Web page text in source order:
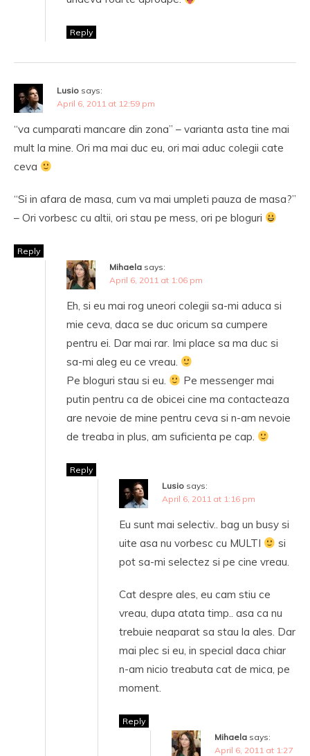
Reply
Lusio says:
April 6, 2011 at 12:59 pm
“va cumparati mancare din zona” – varianta asta tine mai
mult la mine. Ori ma mai duc eu, ori mai aduc colegii cate
ceva
“Si in afara de masa, cum va mai umpleti pauza de masa?”
– Ori vorbesc cu altii, ori stau pe mess, ori pe bloguri
Reply
Mihaela says:
April 6, 2011 at 1:06 pm
Eh, si eu mai rog uneori colegii sa-mi aduca si
mie ceva, daca se duc oricum sa cumpere
pentru ei. Dar mai rar. Imi place sa ma duc si
sa-mi aleg eu ce vreau.
Pe bloguri stau si eu.
Pe messenger mai
putin pentru ca de obicei cine ma contacteaza
are nevoie de mine pentru ceva si n-am nevoie
de treaba in plus, am suficienta pe cap.
Reply
Lusio says:
April 6, 2011 at 1:16 pm
Eu sunt mai selectiv.. bag un busy si
uite asa nu vorbesc cu MULTI
si
pot sa-mi selectez si pe cine vreau.
Cat despre ales, eu cam stiu ce
vreau, dupa atata timp.. asa ca nu
trebuie neaparat sa stau la ales. Dar
mai plec si eu, in special daca chiar
n-am nicio treabuta cat de mica, pe
moment.
Reply
Mihaela says:
April 6, 2011 at 1:27